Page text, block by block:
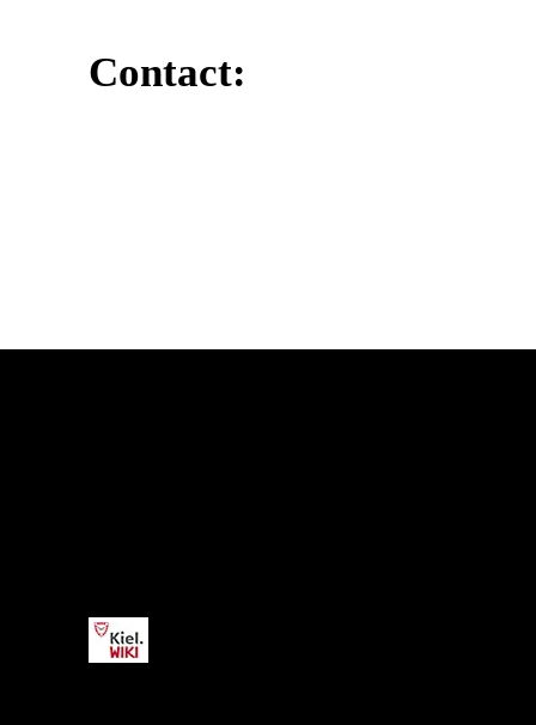
Contact: